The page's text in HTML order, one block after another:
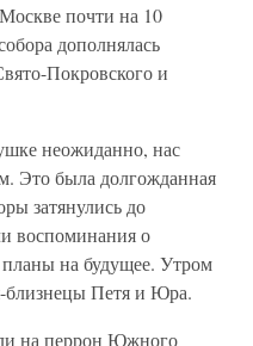
почти на 10
дополнялась
Покровского и
неожиданно, нас
Это была долгожданная
затянулись до
воспоминания о
на будущее. Утром
близнецы Петя и Юра.
на перрон Южного